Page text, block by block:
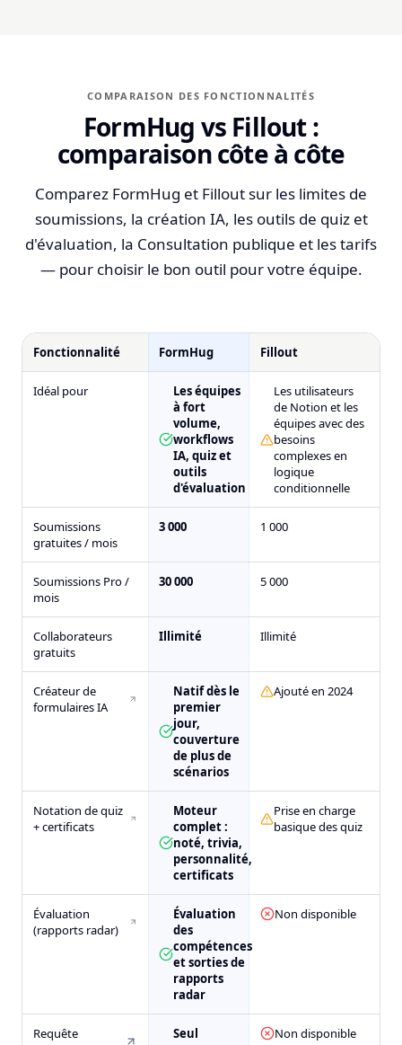
COMPARAISON DES FONCTIONNALITÉS
FormHug vs Fillout :
comparaison côte à côte
Comparez FormHug et Fillout sur les limites de
soumissions, la création IA, les outils de quiz et
d'évaluation, la Consultation publique et les tarifs
— pour choisir le bon outil pour votre équipe.
Fonctionnalité FormHug Fillout
Idéal pour
Les équipes
à fort
volume,
workflows
IA, quiz et
outils
d'évaluation
Les utilisateurs
de Notion et les
équipes avec des
besoins
complexes en
logique
conditionnelle
Soumissions
gratuites / mois
3 000 1 000
Soumissions Pro /
mois
30 000 5 000
Collaborateurs
gratuits
Illimité Illimité
Créateur de
formulaires IA
Natif dès le
premier
jour,
couverture
de plus de
scénarios
Ajouté en 2024
Notation de quiz
+ certificats
Moteur
complet :
noté, trivia,
personnalité,
certificats
Prise en charge
basique des quiz
Évaluation
(rapports radar)
Évaluation
des
compétences
et sorties de
rapports
radar
Non disponible
Requête
Seul
Non disponible